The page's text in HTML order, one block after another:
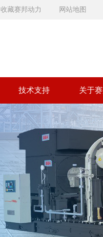
收藏赛邦动力 网站地图
技术支持 关于